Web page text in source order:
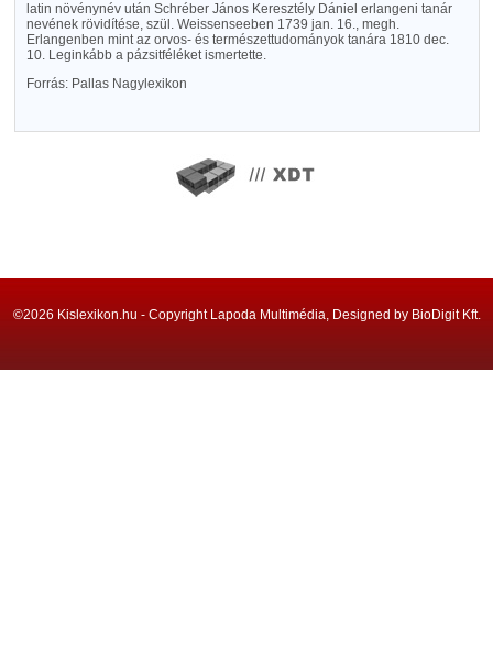
latin növénynév után Schréber János Keresztély Dániel erlangeni tanár
nevének rövidítése, szül. Weissenseeben 1739 jan. 16., megh.
Erlangenben mint az orvos- és természettudományok tanára 1810 dec.
10. Leginkább a pázsitféléket ismertette.
Forrás: Pallas Nagylexikon
©2026 Kislexikon.hu - Copyright Lapoda Multimédia, Designed by BioDigit Kft.